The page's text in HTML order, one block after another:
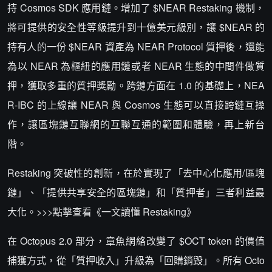
持 Cosmos SDK 應用鏈。增加了 $NEAR Restaking 機制，
將可提供的安全性等級提升到十億美元級別，讓 $NEAR 的
持有人的一份 $NEAR 資產為 NEAR Protocol 質押後，還能
為以 NEAR 為樞紐的應用鏈或者 NEAR 生態的中間件做質
押，獲取多重的質押獎勵。跨鏈方面在 1.0 的基礎上，NEA
R-IBC 的上線讓 NEAR 與 Cosmos 生態可以直接跨鏈互操
作，讓區塊鏈互聯網的互聯互通的範圍和體驗，再上新台
階。
Restaking 突破性的創新，在於實現了「去中心化應用/區塊
鏈」、「提供共享安全的區塊鏈」和「質押者」三者利益最
大化。>>>點擊查看《一文讀懂 Restaking》
在 Octopus 2.0 部分，章魚網絡改變了 $OCT token 的價值
捕獲方式，從「質押收入」升級為「回購銷毀」。所有 Octo